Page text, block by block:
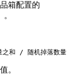
箱配置的
。